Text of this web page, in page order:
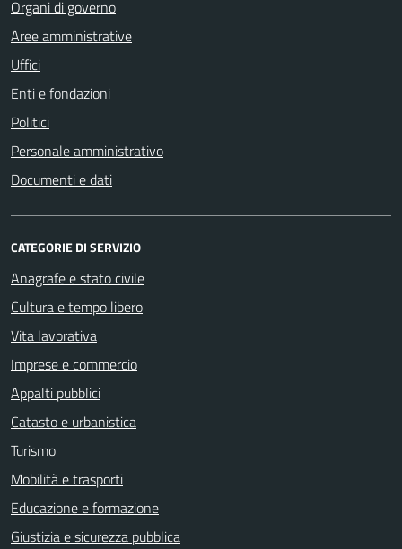
Organi di governo
Aree amministrative
Uffici
Enti e fondazioni
Politici
Personale amministrativo
Documenti e dati
CATEGORIE DI SERVIZIO
Anagrafe e stato civile
Cultura e tempo libero
Vita lavorativa
Imprese e commercio
Appalti pubblici
Catasto e urbanistica
Turismo
Mobilità e trasporti
Educazione e formazione
Giustizia e sicurezza pubblica